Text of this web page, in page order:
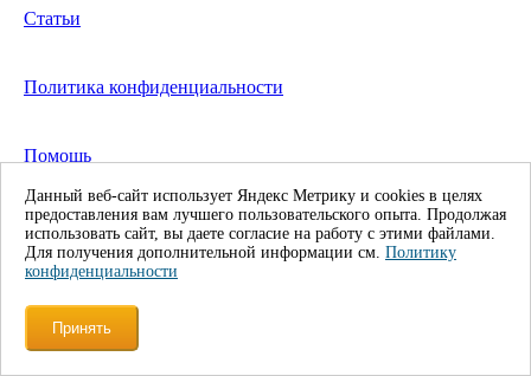
Статьи
Политика конфиденциальности
Помощь
Возврат товара
Данный веб-сайт использует Яндекс Метрику и cookies в целях
предоставления вам лучшего пользовательского опыта. Продолжая
использовать сайт, вы даете согласие на работу с этими файлами.
Для получения дополнительной информации см. Политику
конфиденциальности
Принять